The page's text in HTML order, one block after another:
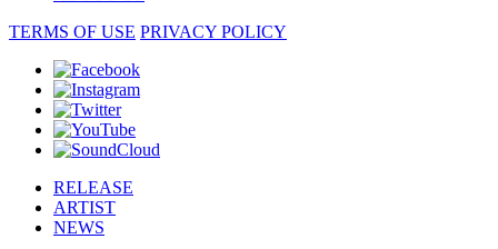
TERMS OF USE PRIVACY POLICY
RELEASE
ARTIST
NEWS